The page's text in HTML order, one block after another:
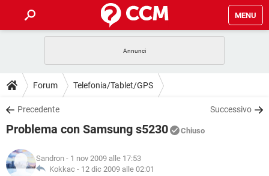
MENU
INTRATTENIMENTO ANDROID
iOS
INSTAGRAM WHATSAPP
TIKTOK
HARDWARE
GUIDE
COVID-19 GAMING
INSTAGRAM
DOWNLOAD
COVID-19 GAMING
INTRATTENIMENTO
iOS WINDOWS 10
COVID-19
GLOSSARIO
Forum Telefonia/Tablet/GPS
Precedente Successivo
Problema con Samsung s5230 Chiuso
Sandron - 1 nov 2009 alle 17:53
Kokkac - 12 dic 2009 alle 02:01